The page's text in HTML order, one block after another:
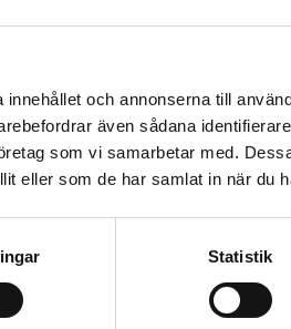
och annonserna till
även sådana
som vi samarbetar med.
eller som de har samlat in när du
Statistik
på besoksliv.se är skyddat
lagen om upphovsrätt.
ANNONSERA